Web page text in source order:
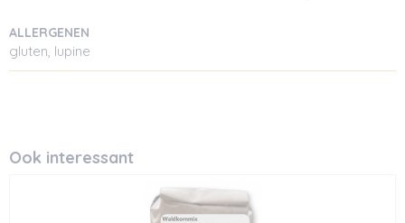
ALLERGENEN
gluten, lupine
Ook interessant